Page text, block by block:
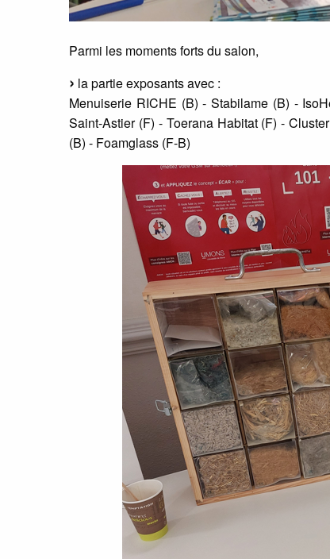
Parmi les moments forts du salon,
la partie exposants avec :
Menuiserie RICHE (B) - Stabilame (B) -
Saint-Astier (F) - Toerana Habitat (F) -
(B) - Foamglass (F-B)